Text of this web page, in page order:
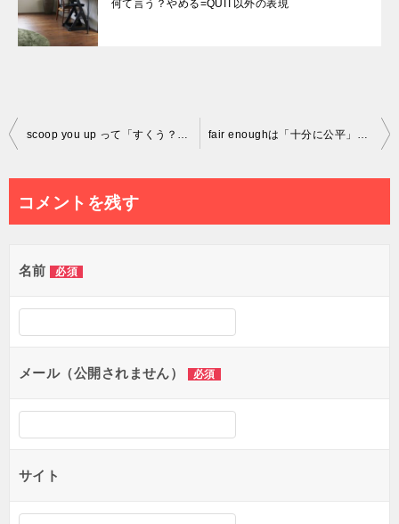
何て言う？やめる=QUIT以外の表現
投
ナ
ビ
ゲ
scoop you up って「すくう？」っていう意味？ fair enoughは「十分に公平」っていう意味？
コメントを残す
名前 必須
メール（公開されません） 必須
サイト